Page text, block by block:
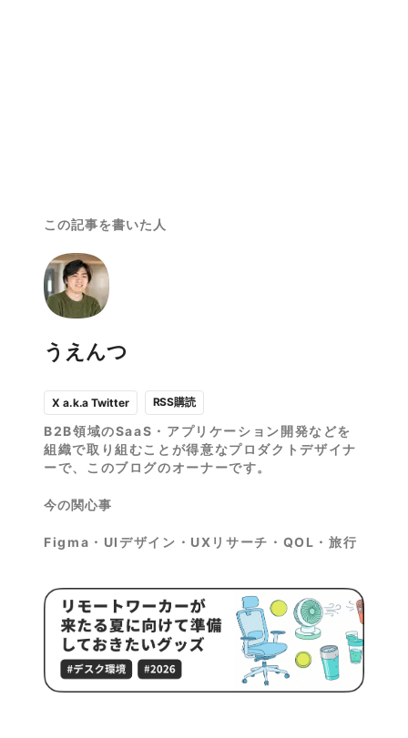
この記事を書いた人
うえんつ
X a.k.a Twitter RSS購読
B2B領域のSaaS・アプリケーション開発などを
組織で取り組むことが得意なプロダクトデザイナ
ーで、このブログのオーナーです。
今の関心事
Figma・UIデザイン・UXリサーチ・QOL・旅行